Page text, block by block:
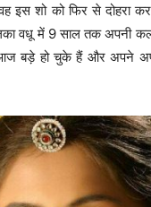
इस शो को फिर से दोहरा
वधू में 9 साल तक अपनी
आज बड़े हो चुके हैं और अपने